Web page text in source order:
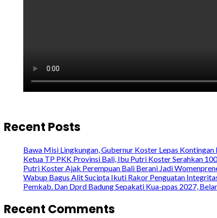
Recent Posts
Bawa Misi Lingkungan, Gubernur Koster Lepas
Ketua TP PKK Provinsi Bali, Ibu Putri Koster Serahkan
Putri Koster Ajak Perempuan Bali Berani Jadi
Wabup Bagus Alit Sucipta Ikuti Rakor Penguatan
Pemkab. Dan Dprd Badung Sepakati Kua-ppas 2027,
Recent Comments